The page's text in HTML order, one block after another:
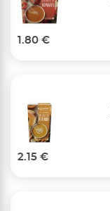
1.80 €
2.15 €